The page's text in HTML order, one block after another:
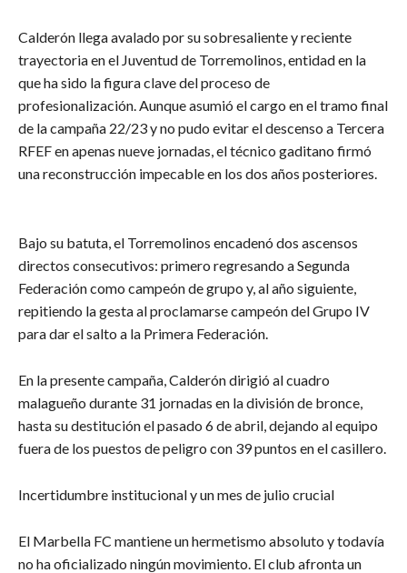
​Calderón llega avalado por su sobresaliente y reciente
trayectoria en el Juventud de Torremolinos, entidad en la
que ha sido la figura clave del proceso de
profesionalización. Aunque asumió el cargo en el tramo final
de la campaña 22/23 y no pudo evitar el descenso a Tercera
RFEF en apenas nueve jornadas, el técnico gaditano firmó
una reconstrucción impecable en los dos años posteriores.
​Bajo su batuta, el Torremolinos encadenó dos ascensos
directos consecutivos: primero regresando a Segunda
Federación como campeón de grupo y, al año siguiente,
repitiendo la gesta al proclamarse campeón del Grupo IV
para dar el salto a la Primera Federación.
En la presente campaña, Calderón dirigió al cuadro
malagueño durante 31 jornadas en la división de bronce,
hasta su destitución el pasado 6 de abril, dejando al equipo
fuera de los puestos de peligro con 39 puntos en el casillero.
​Incertidumbre institucional y un mes de julio crucial
​El Marbella FC mantiene un hermetismo absoluto y todavía
no ha oficializado ningún movimiento. El club afronta un